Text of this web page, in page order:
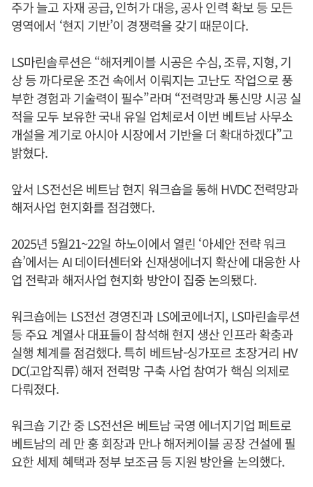
주가 늘고 자재 공급, 인허가 대응, 공사 인력 확보 등 모든
영역에서 ‘현지 기반’이 경쟁력을 갖기 때문이다.
LS마린솔루션은 “해저케이블 시공은 수심, 조류, 지형, 기
상 등 까다로운 조건 속에서 이뤄지는 고난도 작업으로 풍
부한 경험과 기술력이 필수”라며 “전력망과 통신망 시공 실
적을 모두 보유한 국내 유일 업체로서 이번 베트남 사무소
개설을 계기로 아시아 시장에서 기반을 더 확대하겠다”고
밝혔다.
앞서 LS전선은 베트남 현지 워크숍을 통해 HVDC 전력망과
해저사업 현지화를 점검했다.
2025년 5월21~22일 하노이에서 열린 ‘아세안 전략 워크
숍’에서는 AI 데이터센터와 신재생에너지 확산에 대응한 사
업 전략과 해저사업 현지화 방안이 집중 논의됐다.
워크숍에는 LS전선 경영진과 LS에코에너지, LS마린솔루션
등 주요 계열사 대표들이 참석해 현지 생산 인프라 확충과
실행 체계를 점검했다. 특히 베트남-싱가포르 초장거리 HV
DC(고압직류) 해저 전력망 구축 사업 참여가 핵심 의제로
다뤄졌다.
워크숍 기간 중 LS전선은 베트남 국영 에너지기업 페트로
베트남의 레 만 훙 회장과 만나 해저케이블 공장 건설에 필
요한 세제 혜택과 정부 보조금 등 지원 방안을 논의했다.